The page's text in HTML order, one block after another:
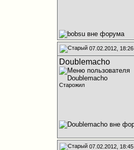
07.02.2012, 18:26
Doublemacho
Старожил
07.02.2012, 18:45